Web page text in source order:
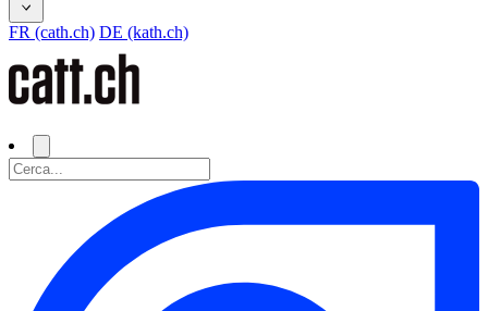
FR (cath.ch) DE (kath.ch)